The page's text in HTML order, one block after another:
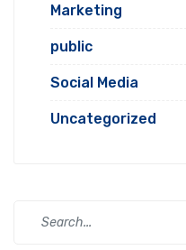
Marketing
public
Social Media
Uncategorized